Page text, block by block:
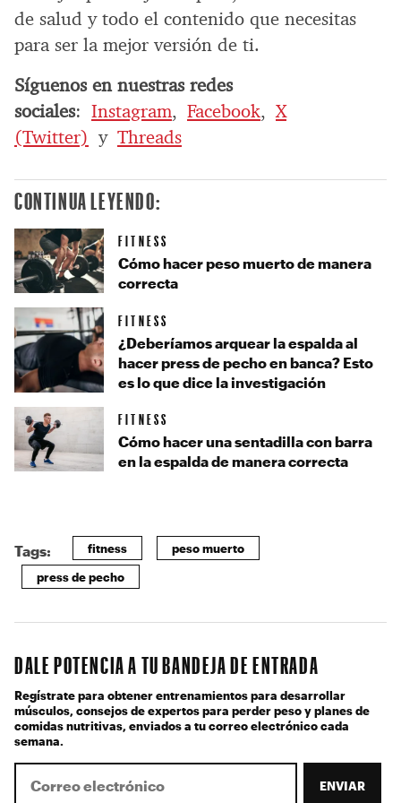
de salud y todo el contenido que necesitas
para ser la mejor versión de ti.
Síguenos en nuestras redes
sociales: Instagram, Facebook,X
(Twitter) y Threads
CONTINUA LEYENDO:
FITNESS
Cómo hacer peso muerto de manera
correcta
FITNESS
¿Deberíamos arquear la espalda al
hacer press de pecho en banca? Esto
es lo que dice la investigación
FITNESS
Cómo hacer una sentadilla con barra
en la espalda de manera correcta
Tags: fitness peso muerto
press de pecho
DALE POTENCIA A TU BANDEJA DE ENTRADA
Regístrate para obtener entrenamientos para desarrollar
músculos, consejos de expertos para perder peso y planes de
comidas nutritivas, enviados a tu correo electrónico cada
semana.
ENVIAR